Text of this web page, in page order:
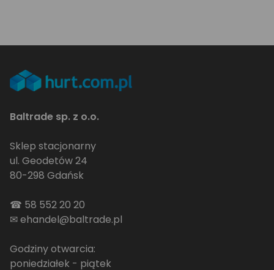
Baltrade sp. z o.o.
Sklep stacjonarny
ul. Geodetów 24
80-298 Gdańsk
☎ 58 552 20 20
✉ehandel@baltrade.pl
Godziny otwarcia:
poniedziałek - piątek